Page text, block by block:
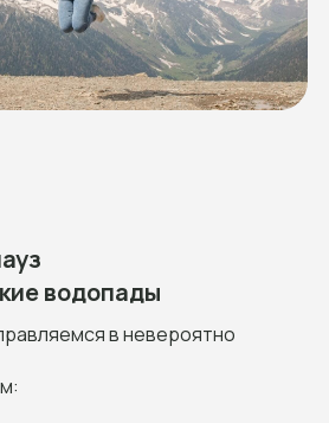
водопады
в невероятно